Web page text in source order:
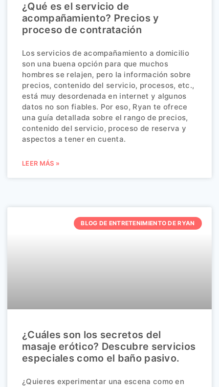
¿Qué es el servicio de
acompañamiento? Precios y
proceso de contratación
Los servicios de acompañamiento a domicilio
son una buena opción para que muchos
hombres se relajen, pero la información sobre
precios, contenido del servicio, procesos, etc.,
está muy desordenada en internet y algunos
datos no son fiables. Por eso, Ryan te ofrece
una guía detallada sobre el rango de precios,
contenido del servicio, proceso de reserva y
aspectos a tener en cuenta.
LEER MÁS »
BLOG DE ENTRETENIMIENTO DE RYAN
¿Cuáles son los secretos del
masaje erótico? Descubre servicios
especiales como el baño pasivo.
¿Quieres experimentar una escena como en